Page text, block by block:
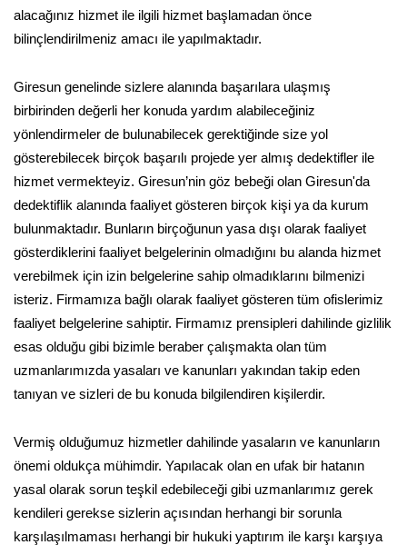
alacağınız hizmet ile ilgili hizmet başlamadan önce
bilinçlendirilmeniz amacı ile yapılmaktadır.
Giresun genelinde sizlere alanında başarılara ulaşmış
birbirinden değerli her konuda yardım alabileceğiniz
yönlendirmeler de bulunabilecek gerektiğinde size yol
gösterebilecek birçok başarılı projede yer almış dedektifler ile
hizmet vermekteyiz. Giresun’nin göz bebeği olan Giresun'da
dedektiflik alanında faaliyet gösteren birçok kişi ya da kurum
bulunmaktadır. Bunların birçoğunun yasa dışı olarak faaliyet
gösterdiklerini faaliyet belgelerinin olmadığını bu alanda hizmet
verebilmek için izin belgelerine sahip olmadıklarını bilmenizi
isteriz. Firmamıza bağlı olarak faaliyet gösteren tüm ofislerimiz
faaliyet belgelerine sahiptir. Firmamız prensipleri dahilinde gizlilik
esas olduğu gibi bizimle beraber çalışmakta olan tüm
uzmanlarımızda yasaları ve kanunları yakından takip eden
tanıyan ve sizleri de bu konuda bilgilendiren kişilerdir.
Vermiş olduğumuz hizmetler dahilinde yasaların ve kanunların
önemi oldukça mühimdir. Yapılacak olan en ufak bir hatanın
yasal olarak sorun teşkil edebileceği gibi uzmanlarımız gerek
kendileri gerekse sizlerin açısından herhangi bir sorunla
karşılaşılmaması herhangi bir hukuki yaptırım ile karşı karşıya